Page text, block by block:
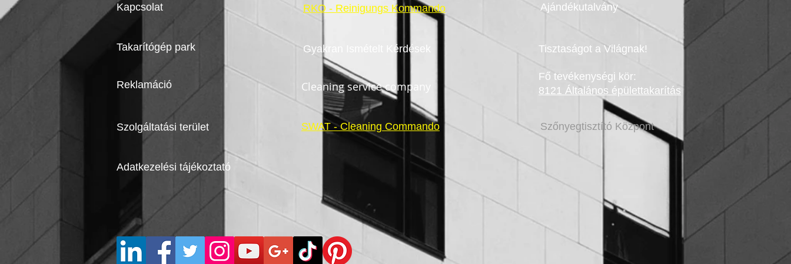
Kapcsolat
Gyakran Ismételt Kérdések
Reklamáció
Ajándékutalvány
RKO - Reinigungs Kommando
Fő tevékenységi kör:
8121 Általános épülettakarítás
Cleaning service company
Takarítógép park Tisztaságot a Világnak!
SWAT - Cleaning Commando Szőnyegtisztító Központ
Szolgáltatási terület
Adatkezelési tájékoztató